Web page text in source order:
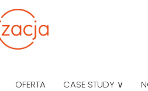
OFERTA CASE STUDY ∨